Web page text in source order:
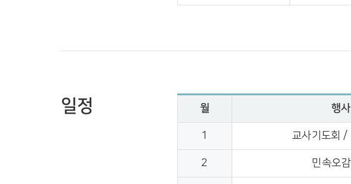
일정 월 행사
1 교사기도회 /
2 민속오감